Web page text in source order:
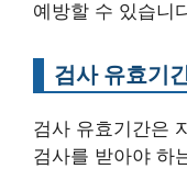
예방할 수 있습니
검사 유효기
검사 유효기간은
검사를 받아야 하